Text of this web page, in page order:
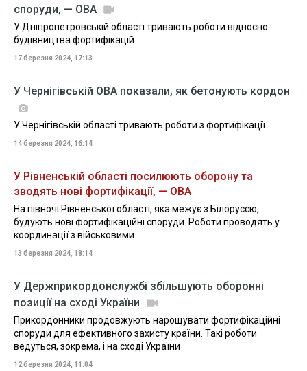
споруди, — ОВА
У Дніпропетровській області тривають роботи відносно
будівництва фортифікацій
17 березня 2024, 17:13
У Чернігівській ОВА показали, як бетонують кордон
У Чернігівській області тривають роботи з фортифікації
14 березня 2024, 16:14
У Рівненській області посилюють оборону та
зводять нові фортифікації, — ОВА
На півночі Рівненської області, яка межує з Білоруссю,
будують нові фортифікаційні споруди. Роботи проводять у
координації з військовими
13 березня 2024, 18:14
У Держприкордонслужбі збільшують оборонні
позиції на сході України
Прикордонники продовжують нарощувати фортифікаційні
споруди для ефективного захисту країни. Такі роботи
ведуться, зокрема, і на сході України
12 березня 2024, 11:04